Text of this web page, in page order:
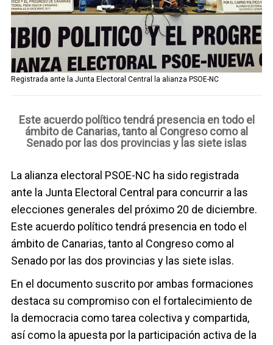
Registrada ante la Junta Electoral Central la alianza PSOE-NC
Este acuerdo político tendrá presencia en todo el
ámbito de Canarias, tanto al Congreso como al
Senado por las dos provincias y las siete islas
La alianza electoral PSOE-NC ha sido registrada
ante la Junta Electoral Central para concurrir a las
elecciones generales del próximo 20 de diciembre.
Este acuerdo político tendrá presencia en todo el
ámbito de Canarias, tanto al Congreso como al
Senado por las dos provincias y las siete islas.
En el documento suscrito por ambas formaciones
destaca su compromiso con el fortalecimiento de
la democracia como tarea colectiva y compartida,
así como la apuesta por la participación activa de la